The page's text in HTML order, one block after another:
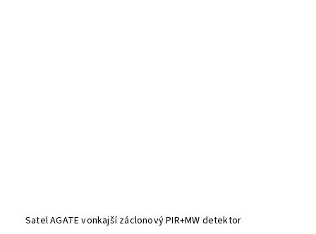
Satel AGATE vonkajší záclonový PIR+MW detektor